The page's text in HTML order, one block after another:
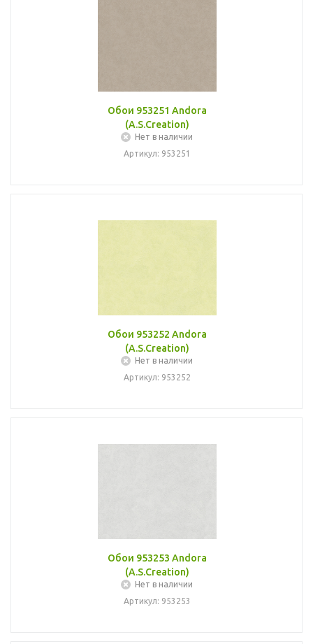
Обои 953251 Andora
(A.S.Creation)
Нет в наличии
Артикул: 953251
Обои 953252 Andora
(A.S.Creation)
Нет в наличии
Артикул: 953252
Обои 953253 Andora
(A.S.Creation)
Нет в наличии
Артикул: 953253